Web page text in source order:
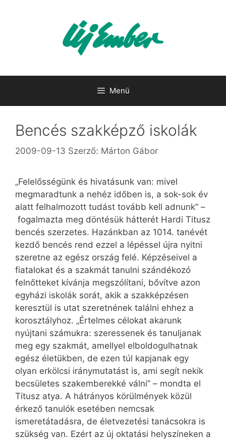
Menü
Bencés szakképző iskolák
2009-09-13 Szerző: Márton Gábor
„Felelősségünk és hivatásunk van: mivel
megmaradtunk a nehéz időben is, a sok-sok év
alatt felhalmozott tudást tovább kell adnunk” –
fogalmazta meg döntésük hátterét Hardi Titusz
bencés szerzetes. Hazánkban az 1014. tanévét
kezdő bencés rend ezzel a lépéssel újra nyitni
szeretne az egész ország felé. Képzéseivel a
fiatalokat és a szakmát tanulni szándékozó
felnőtteket kívánja megszólítani, bővítve azon
egyházi iskolák sorát, akik a szakképzésen
keresztül is utat szeretnének találni ehhez a
korosztályhoz. „Értelmes célokat akarunk
nyújtani számukra: szeressenek és tanuljanak
meg egy szakmát, amellyel elboldogulhatnak
egész életükben, de ezen túl kapjanak egy
olyan erkölcsi iránymutatást is, ami segít nekik
becsületes szakemberekké válni” – mondta el
Titusz atya. A hátrányos körülmények közül
érkező tanulók esetében nemcsak
ismeretátadásra, de életvezetési tanácsokra is
szükség van. Ezért az új oktatási helyszíneken a